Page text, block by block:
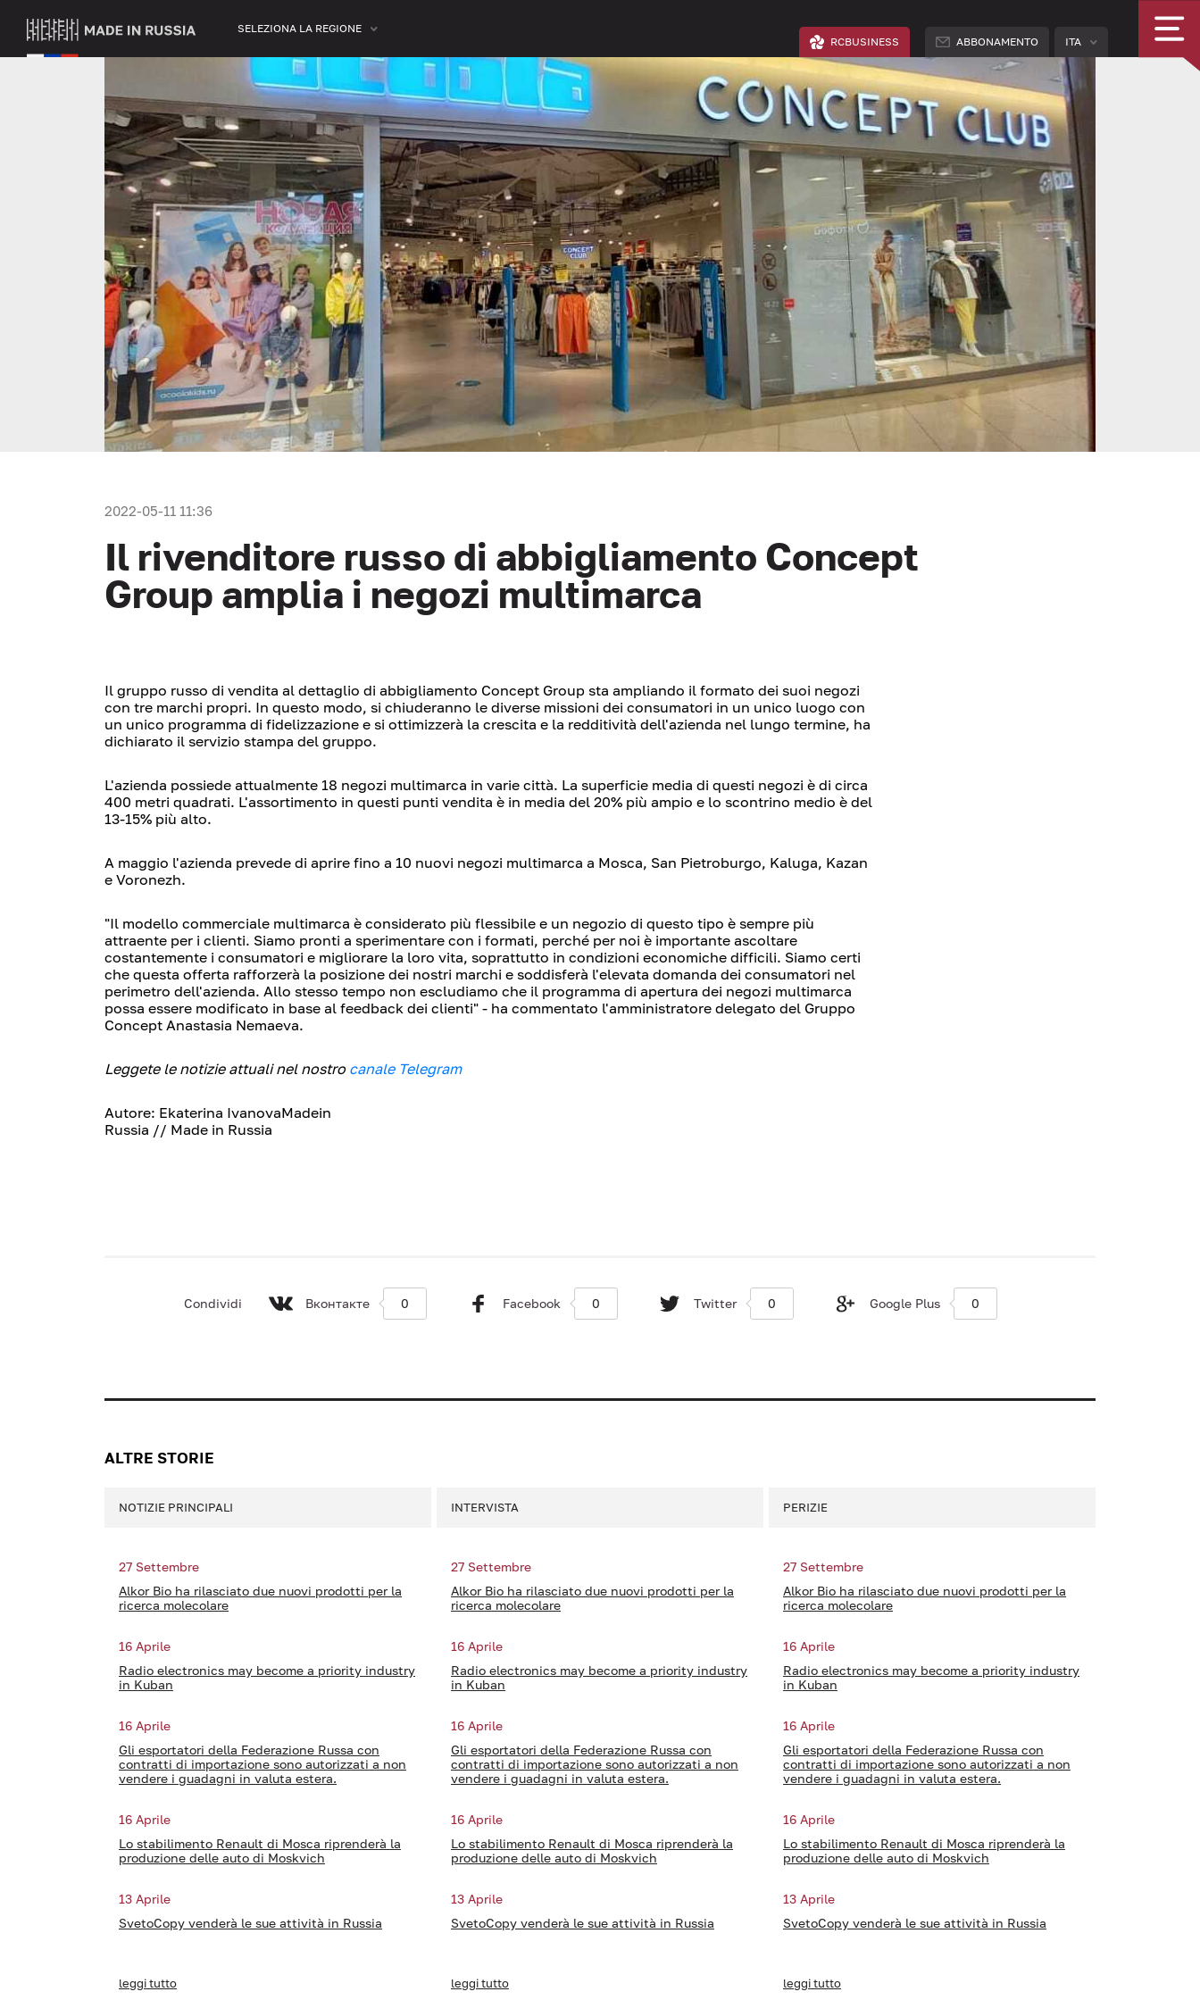
SELEZIONA LA REGIONE
RCBUSINESS
ABBONAMENTO ITA
2022-05-11 11:36
Il rivenditore russo di abbigliamento Concept
Group amplia i negozi multimarca
Il gruppo russo di vendita al dettaglio di abbigliamento Concept Group sta ampliando il formato dei suoi negozi
con tre marchi propri. In questo modo, si chiuderanno le diverse missioni dei consumatori in un unico luogo con
un unico programma di fidelizzazione e si ottimizzerà la crescita e la redditività dell'azienda nel lungo termine, ha
dichiarato il servizio stampa del gruppo.
L'azienda possiede attualmente 18 negozi multimarca in varie città. La superficie media di questi negozi è di circa
400 metri quadrati. L'assortimento in questi punti vendita è in media del 20% più ampio e lo scontrino medio è del
13-15% più alto.
A maggio l'azienda prevede di aprire fino a 10 nuovi negozi multimarca a Mosca, San Pietroburgo, Kaluga, Kazan
e Voronezh.
"Il modello commerciale multimarca è considerato più flessibile e un negozio di questo tipo è sempre più
attraente per i clienti. Siamo pronti a sperimentare con i formati, perché per noi è importante ascoltare
costantemente i consumatori e migliorare la loro vita, soprattutto in condizioni economiche difficili. Siamo certi
che questa offerta rafforzerà la posizione dei nostri marchi e soddisferà l'elevata domanda dei consumatori nel
perimetro dell'azienda. Allo stesso tempo non escludiamo che il programma di apertura dei negozi multimarca
possa essere modificato in base al feedback dei clienti" - ha commentato l'amministratore delegato del Gruppo
Concept Anastasia Nemaeva.
Leggete le notizie attuali nel nostro canale Telegram
Autore: Ekaterina IvanovaMadein
Russia // Made in Russia
Condividi Вконтакте 0 Facebook 0 Twitter 0 Google Plus 0
ALTRE STORIE
NOTIZIE PRINCIPALI
27 Settembre
Alkor Bio ha rilasciato due nuovi prodotti per la
ricerca molecolare
16 Aprile
Radio electronics may become a priority industry
in Kuban
16 Aprile
Gli esportatori della Federazione Russa con
contratti di importazione sono autorizzati a non
vendere i guadagni in valuta estera.
16 Aprile
Lo stabilimento Renault di Mosca riprenderà la
produzione delle auto di Moskvich
13 Aprile
SvetoCopy venderà le sue attività in Russia
leggi tutto
INTERVISTA
27 Settembre
Alkor Bio ha rilasciato due nuovi prodotti per la
ricerca molecolare
16 Aprile
Radio electronics may become a priority industry
in Kuban
16 Aprile
Gli esportatori della Federazione Russa con
contratti di importazione sono autorizzati a non
vendere i guadagni in valuta estera.
16 Aprile
Lo stabilimento Renault di Mosca riprenderà la
produzione delle auto di Moskvich
13 Aprile
SvetoCopy venderà le sue attività in Russia
leggi tutto
PERIZIE
27 Settembre
Alkor Bio ha rilasciato due nuovi prodotti per la
ricerca molecolare
16 Aprile
Radio electronics may become a priority industry
in Kuban
16 Aprile
Gli esportatori della Federazione Russa con
contratti di importazione sono autorizzati a non
vendere i guadagni in valuta estera.
16 Aprile
Lo stabilimento Renault di Mosca riprenderà la
produzione delle auto di Moskvich
13 Aprile
SvetoCopy venderà le sue attività in Russia
leggi tutto